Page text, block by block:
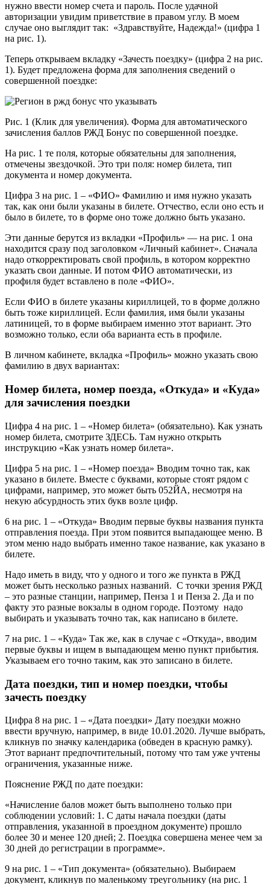
нужно ввести номер счета и пароль. После удачной
авторизации увидим приветствие в правом углу. В моем
случае оно выглядит так: «Здравствуйте, Надежда!» (цифра 1
на рис. 1).
Теперь открываем вкладку «Зачесть поездку» (цифра 2 на рис.
1). Будет предложена форма для заполнения сведений о
совершенной поездке:
Рис. 1 (Клик для увеличения). Форма для автоматического
зачисления баллов РЖД Бонус по совершенной поездке.
На рис. 1 те поля, которые обязательны для заполнения,
отмечены звездочкой. Это три поля: номер билета, тип
документа и номер документа.
Цифра 3 на рис. 1 – «ФИО» Фамилию и имя нужно указать
так, как они были указаны в билете. Отчество, если оно есть и
было в билете, то в форме оно тоже должно быть указано.
Эти данные берутся из вкладки «Профиль» — на рис. 1 она
находится сразу под заголовком «Личный кабинет». Сначала
надо откорректировать свой профиль, в котором корректно
указать свои данные. И потом ФИО автоматически, из
профиля будет вставлено в поле «ФИО».
Если ФИО в билете указаны кириллицей, то в форме должно
быть тоже кириллицей. Если фамилия, имя были указаны
латиницей, то в форме выбираем именно этот вариант. Это
возможно только, если оба варианта есть в профиле.
В личном кабинете, вкладка «Профиль» можно указать свою
фамилию в двух вариантах:
Номер билета, номер поезда, «Откуда» и «Куда»
для зачисления поездки
Цифра 4 на рис. 1 – «Номер билета» (обязательно). Как узнать
номер билета, смотрите ЗДЕСЬ. Там нужно открыть
инструкцию «Как узнать номер билета».
Цифра 5 на рис. 1 – «Номер поезда» Вводим точно так, как
указано в билете. Вместе с буквами, которые стоят рядом с
цифрами, например, это может быть 052ЙА, несмотря на
некую абсурдность этих букв возле цифр.
6 на рис. 1 – «Откуда» Вводим первые буквы названия пункта
отправления поезда. При этом появится выпадающее меню. В
этом меню надо выбрать именно такое название, как указано в
билете.
Надо иметь в виду, что у одного и того же пункта в РЖД
может быть несколько разных названий. С точки зрения РЖД
– это разные станции, например, Пенза 1 и Пенза 2. Да и по
факту это разные вокзалы в одном городе. Поэтому надо
выбирать и указывать точно так, как написано в билете.
7 на рис. 1 – «Куда» Так же, как в случае с «Откуда», вводим
первые буквы и ищем в выпадающем меню пункт прибытия.
Указываем его точно таким, как это записано в билете.
Дата поездки, тип и номер поездки, чтобы
зачесть поездку
Цифра 8 на рис. 1 – «Дата поездки» Дату поездки можно
ввести вручную, например, в виде 10.01.2020. Лучше выбрать,
кликнув по значку календарика (обведен в красную рамку).
Этот вариант предпочтительный, потому что там уже учтены
ограничения, указанные ниже.
Пояснение РЖД по дате поездки:
«Начисление балов может быть выполнено только при
соблюдении условий: 1. С даты начала поездки (даты
отправления, указанной в проездном документе) прошло
более 30 и менее 120 дней; 2. Поездка совершена менее чем за
30 дней до регистрации в программе».
9 на рис. 1 – «Тип документа» (обязательно). Выбираем
документ, кликнув по маленькому треугольнику (на рис. 1